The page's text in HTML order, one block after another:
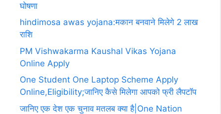
घोषणा
hindimosa awas yojana:मकान बनवाने मिलेगे 2 लाख
राशि
PM Vishwakarma Kaushal Vikas Yojana
Online Apply
One Student One Laptop Scheme Apply
Online,Eligibility;जानिए कैसे मिलेगा आपको फ्री लैपटॉप
जानिए एक देश एक चुनाव मतलब क्या है|One Nation